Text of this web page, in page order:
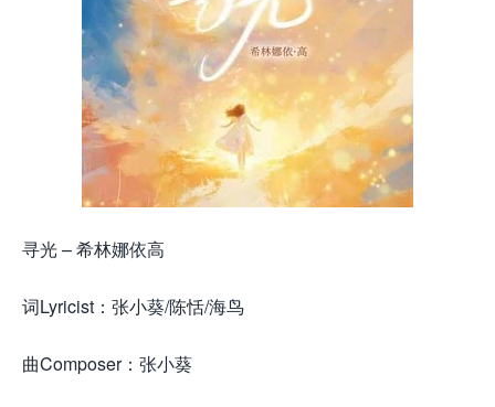
寻光 – 希林娜依高
词Lyricist：张小葵/陈恬/海鸟
曲Composer：张小葵